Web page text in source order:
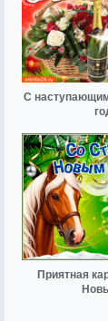
С
Приятная